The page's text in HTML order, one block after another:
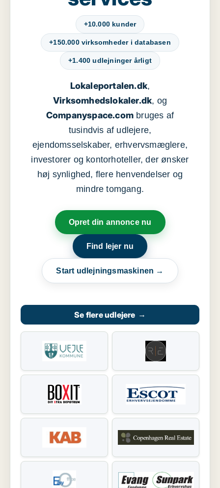
+10.000 kunder
+150.000 virksomheder i databasen
+1.400 udlejninger årligt
Lokaleportalen.dk,
Virksomhedslokaler.dk, og
Companyspace.com bruges af
tusindvis af udlejere,
ejendomsselskaber, erhvervsmæglere,
investorer og kontorhoteller, der ønsker
høj synlighed, flere henvendelser og
mindre tomgang.
Opret din annonce nu
Find lejer nu
Start udlejningsmaskinen →
Se flere udlejere →